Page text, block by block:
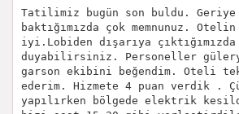
Tatilimiz bugün son buldu. Geriye
baktığımızda çok memnunuz. Otelin
iyi.Lobiden dışarıya
duyabilirsiniz. Personeller
garson ekibini beğendim. Oteli
ederim. Hizmete 4 puan verdik .
yapılırken bölgede elektrik